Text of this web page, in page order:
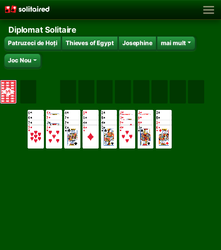
Diplomat Solitaire
Patruzeci de Hoți Thieves of Egypt Josephine mai mult
Joc Nou